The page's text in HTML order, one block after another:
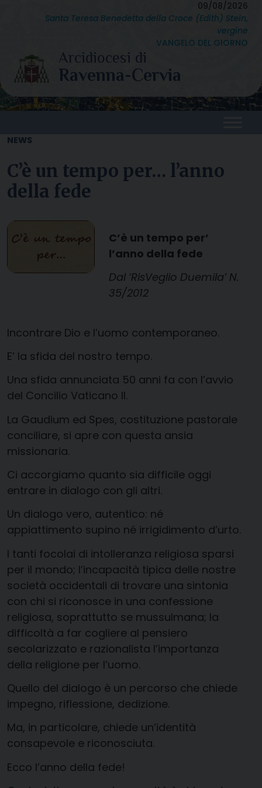
09/08/2026
Santa Teresa Benedetta della Croce (Edith) Stein,
vergine
VANGELO DEL GIORNO
NEWS
C’è un tempo per… l’anno
della fede
C’è un tempo per’
l’anno della fede
Dal ‘RisVeglio Duemila’ N.
35/2012
Incontrare Dio e l’uomo contemporaneo.
E’ la sfida del nostro tempo.
Una sfida annunciata 50 anni fa con l’avvio
del Concilio Vaticano II.
La Gaudium ed Spes, costituzione pastorale
conciliare, si apre con questa ansia
missionaria.
Ci accorgiamo quanto sia difficile oggi
entrare in dialogo con gli altri.
Un dialogo vero, autentico: né
appiattimento supino né irrigidimento d’urto.
I tanti focolai di intolleranza religiosa sparsi
per il mondo; l’incapacità tipica delle nostre
società occidentali di trovare una sintonia
con chi si riconosce in una confessione
religiosa, soprattutto se mussulmana; la
difficoltà a far cogliere al pensiero
secolarizzato e razionalista l’importanza
della religione per l’uomo.
Quello del dialogo è un percorso che chiede
impegno, riflessione, dedizione.
Ma, in particolare, chiede un’identità
consapevole e riconosciuta.
Ecco l’anno della fede!